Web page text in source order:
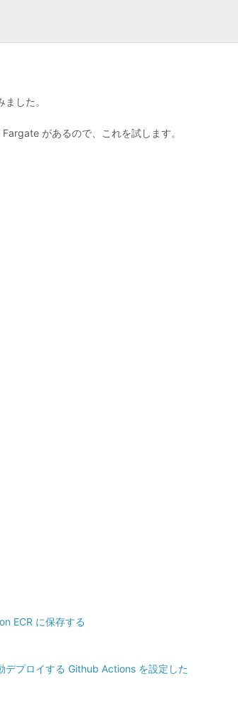
した。
があるので、これを試します。
ECR に保存する
プロイする Github Actions を設定した